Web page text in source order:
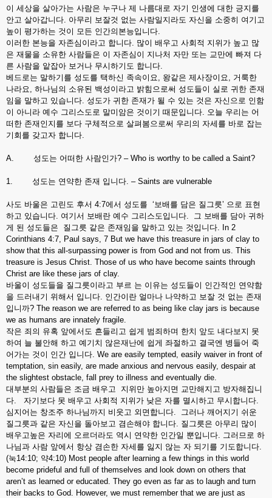
이 세상을 살아가는 사람은 누구나 제 나름대로 자기 인생에 대한 긍지를
안고 살아갑니다. 아무리 보잘것 없는 사람일지라도 자신을 소중히 여기고
높이 평가하는 것이 모든 인간의본능입니다.
이러한 본능을 자존심이라고 합니다. 많이 배우고 사회적 지위가 높고 많
은 재물을 소유한 사람들은 이 자존심이 지나처 자만 또는 교만에 빠져 다
른 사람을 앝잡아 보거나 무시하기도 합니다.
베드로는 말하기를 성도를 택하신 족속이요, 왕같은 제사장이요, 거룩한
나라요, 하나님의 소유된 백성이라고 밝힘으로써 성도들이 실로 귀한 존재
임을 말하고 있습니다. 성도가 귀한 존재가 될 수 있는 것은 자신으로 인함
이 아니라 예수 그리스도로 말미암은 것이기 때문입니다. 오늘 우리는 어
떠한 존재인지를 보다 구체적으로 살펴봄으로써 우리의 자세를 바로 잡는
기회를 갖고자 합니다.
A. 성도는 어떠한 사람인가? – Who is worthy to be called a Saint?
1. 성도는 연약한 존재 입니다. – Saints are vulnerable
사도 바울은 고린도 후서 4:7에서 성도를 ‘보배를 담은 질그릇’ 으로 표현
하고 있습니다. 여기서 보배란 예수 그리스도입니다. 그 보배를 담아 귀하
게 된 성도들은 질그릇 같은 존재임을 말하고 있는 것입니다. In 2
Corinthians 4:7, Paul says, 7 But we have this treasure in jars of clay to
show that this all-surpassing power is from God and not from us. This
treasure is Jesus Christ. Those of us who have become saints through
Christ are like these jars of clay.
바울이 성도들을 질그릇이라고 부르 는 이유는 성도들이 인간적인 연약함
을 드러내기 위해서 입니다. 인간이란 얼마나 나약하고 보잘 것 없는 존재
입니까? The reason we are referred to as being like clay jars is because
we as humans are innately fragile.
작은 죄의 유혹 앞에서도 흔들리고 쉽게 범죄하며 한치 앞도 내다보지 못
하여 늘 불안해 하고 예기치 않은재난에 쉽게 좌절하고 결국엔 병들어 죽
어가는 것이 인간 입니다. We are easily tempted, easily waiver in front of
temptation, sin easily, are made anxious and nervous easily, despair at
the slightest obstacle, fall prey to illness and eventually die.
대부분의 사람들은 조금 배우고 지위만 높아지면 교만해지고 방자해집니
다. 자기보다 못 배우고 사회적 지위가 낮은 자를 멸시하고 무시합니다.
심지어는 창조주 하나님까지 비웃고 외면합니다. 그러나 깨어지기 쉬운
질그릇과 같은 자신을 돌아보고 겸손해야 합니다. 질그릇은 아무리 많이
배우고높은 자리에 오르더라도 역시 연약한 인간일 뿐입니다. 그러므로 하
나님과 사람 앞에서 항상 겸손한 자세를 잃지 않는 자 되기를 기도합니다.
(눅14:10; 약4:10) Most people after learning a few things in this world
become prideful and full of themselves and look down on others that
aren’t as learned or educated. They go even as far as to laugh and turn
their backs to God. However, we must remember that we are just as